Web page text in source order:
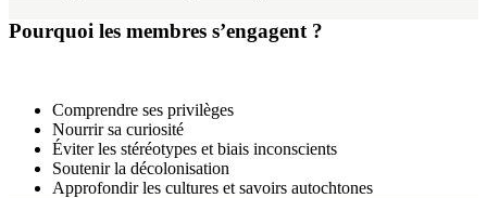
Pourquoi les membres s’engagent ?
Comprendre ses privilèges
Nourrir sa curiosité
Éviter les stéréotypes et biais inconscients
Soutenir la décolonisation
Approfondir les cultures et savoirs autochtones